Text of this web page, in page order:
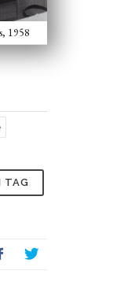
1958
TAG